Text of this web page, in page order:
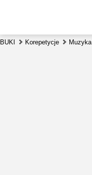
BUKI Korepetycje Muzyka